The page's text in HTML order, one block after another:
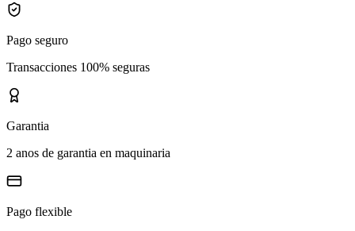
Pago seguro
Transacciones 100% seguras
Garantia
2 anos de garantia en maquinaria
Pago flexible